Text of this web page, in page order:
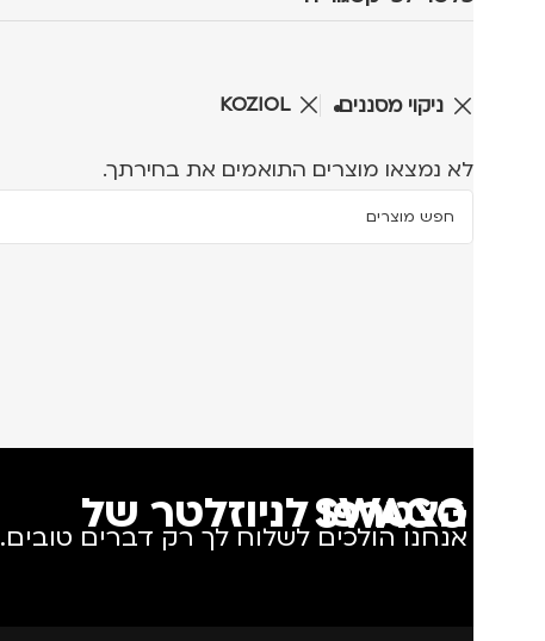
ניקוי מסננים KOZIOL
לא נמצאו מוצרים התואמים את בחירתך.
הצטרפו לניוזלטר של SWAGG
אנחנו הולכים לשלוח לך רק דברים טובים.